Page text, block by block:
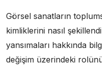
Görsel sanatların
kimliklerini nasıl
yansımaları hakkında
değişim üzerindeki